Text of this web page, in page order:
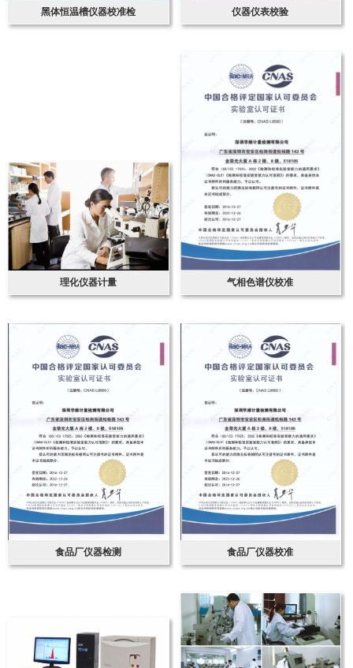
黑体恒温槽仪器校准检 仪器仪表校验
理化仪器计量 气相色谱仪校准
食品厂仪器检测 食品厂仪器校准